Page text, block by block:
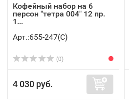
Кофейный набор на 6
персон "тетра 004" 12 пр.
1...
Арт.:655-247(C)
(0)
4 030 руб.